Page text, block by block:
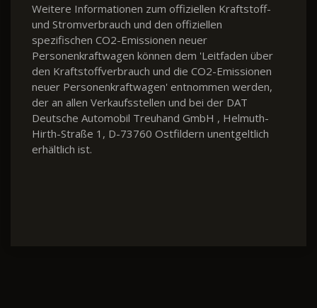
Weitere Informationen zum offiziellen Kraftstoff-
und Stromverbrauch und den offiziellen
spezifischen CO2-Emissionen neuer
Personenkraftwagen können dem 'Leitfaden über
den Kraftstoffverbrauch und die CO2-Emissionen
neuer Personenkraftwagen' entnommen werden,
der an allen Verkaufsstellen und bei der DAT
Deutsche Automobil Treuhand GmbH , Helmuth-
Hirth-Straße 1, D-73760 Ostfildern unentgeltlich
erhältlich ist.